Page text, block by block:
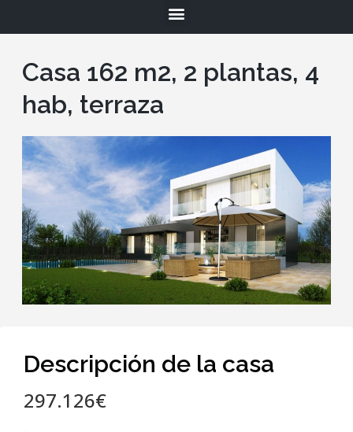
Casa 162 m2, 2 plantas, 4
hab, terraza
Descripción de la casa
297.126€